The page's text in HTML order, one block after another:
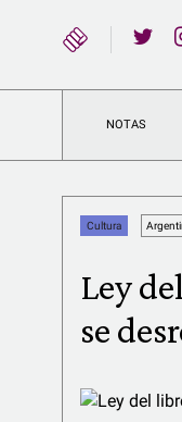
NOTAS
Cultura
Ley
se